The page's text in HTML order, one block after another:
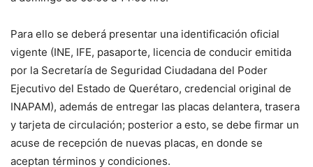
Para ello se deberá presentar una identificación oficial
vigente (INE, IFE, pasaporte, licencia de conducir emitida
por la Secretaría de Seguridad Ciudadana del Poder
Ejecutivo del Estado de Querétaro, credencial original de
INAPAM), además de entregar las placas delantera, trasera
y tarjeta de circulación; posterior a esto, se debe firmar un
acuse de recepción de nuevas placas, en donde se
aceptan términos y condiciones.